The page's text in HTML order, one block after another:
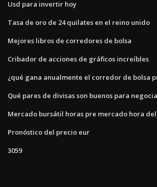
Usd para invertir hoy
Tasa de oro de 24 quilates en el reino unido
Mejores libros de corredores de bolsa
Cribador de acciones de gráficos increíbles
¿qué gana anualmente el corredor de bolsa
Qué pares de divisas son buenos para
Mercado bursátil horas pre mercado hora
Pronóstico del precio eur
3059